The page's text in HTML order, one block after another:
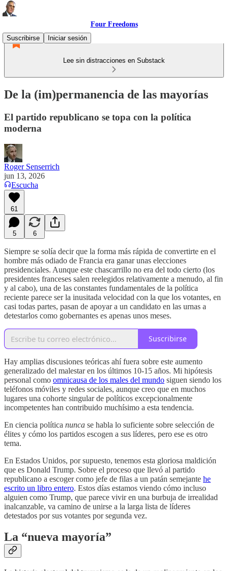
Four Freedoms
Suscribirse
Iniciar sesión
Lee sin distracciones en Substack
De la (im)permanencia de las mayorías
El partido republicano se topa con la política
moderna
Roger Senserrich
jun 13, 2026
Escucha
61
5 6
Siempre se solía decir que la forma más rápida de convertirte en el
hombre más odiado de Francia era ganar unas elecciones
presidenciales. Aunque este chascarrillo no era del todo cierto (los
presidentes franceses salen reelegidos relativamente a menudo, al fin
y al cabo), una de las constantes fundamentales de la política
reciente parece ser la inusitada velocidad con la que los votantes, en
casi todas partes, pasan de apoyar a un candidato en las urnas a
detestarlos como gobernantes es apenas unos meses.
Suscribirse
Hay amplias discusiones teóricas ahí fuera sobre este aumento
generalizado del malestar en los últimos 10-15 años. Mi hipótesis
personal como omnicausa de los males del mundo siguen siendo los
teléfonos móviles y redes sociales, aunque creo que en muchos
lugares una cohorte singular de políticos excepcionalmente
incompetentes han contribuido muchísimo a esta tendencia.
En ciencia política nunca se habla lo suficiente sobre selección de
élites y cómo los partidos escogen a sus líderes, pero ese es otro
tema.
En Estados Unidos, por supuesto, tenemos esta gloriosa maldición
que es Donald Trump. Sobre el proceso que llevó al partido
republicano a escoger como jefe de filas a un patán semejante he
escrito un libro entero. Estos días estamos viendo cómo incluso
alguien como Trump, que parece vivir en una burbuja de irrealidad
inalcanzable, va camino de unirse a la larga lista de líderes
detestados por sus votantes por segunda vez.
La “nueva mayoría”